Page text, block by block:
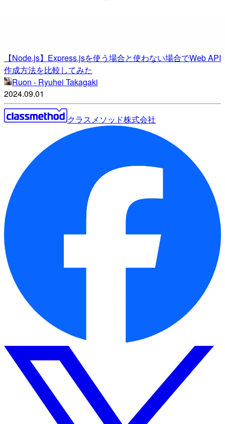
【Node.js】Express.jsを使う場合と使わない場合でWeb API
作成方法を比較してみた
Ruon - Ryuhei Takagaki
2024.09.01
クラスメソッド株式会社